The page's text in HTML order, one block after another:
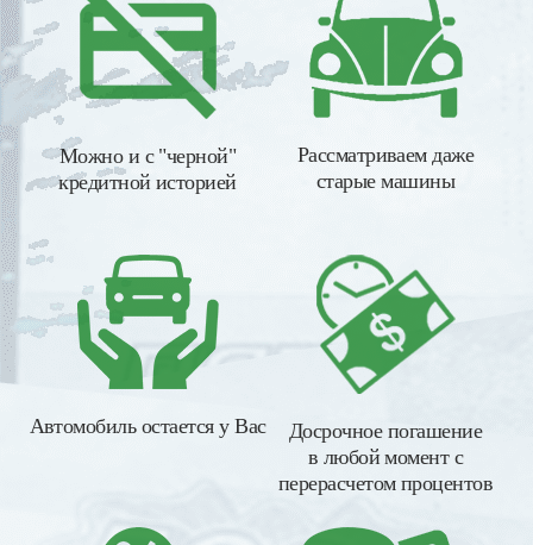
Можно и с "черной"
кредитной историей
Рассматриваем даже
старые машины
Автомобиль остается у Вас
Досрочное погашение
в любой момент с
перерасчетом процентов